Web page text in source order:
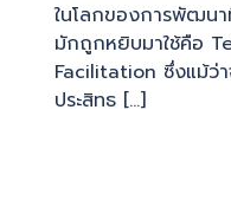
ในโลกของการพัฒน
มักถูกหยิบมาใช้คือ
Facilitation ซึ่งแม้ว่า
ประสิทธ […]